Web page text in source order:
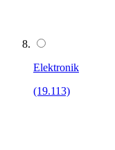
Elektronik
(19.113)